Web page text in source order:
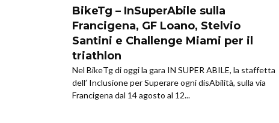
BikeTg – InSuperAbile sulla
Francigena, GF Loano, Stelvio
Santini e Challenge Miami per il
triathlon
Nel BikeTg di oggi la gara IN SUPER ABILE, la staffetta
dell’ Inclusione per Superare ogni disAbilità, sulla via
Francigena dal 14 agosto al 12...